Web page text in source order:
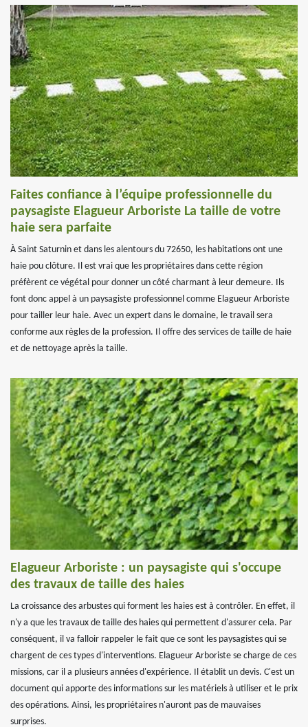
Faites confiance à l’équipe professionnelle du
paysagiste Elagueur Arboriste La taille de votre
haie sera parfaite
À Saint Saturnin et dans les alentours du 72650, les habitations ont une
haie pou clôture. Il est vrai que les propriétaires dans cette région
préfèrent ce végétal pour donner un côté charmant à leur demeure. Ils
font donc appel à un paysagiste professionnel comme Elagueur Arboriste
pour tailler leur haie. Avec un expert dans le domaine, le travail sera
conforme aux règles de la profession. Il offre des services de taille de haie
et de nettoyage après la taille.
Elagueur Arboriste : un paysagiste qui s'occupe
des travaux de taille des haies
La croissance des arbustes qui forment les haies est à contrôler. En effet, il
n'y a que les travaux de taille des haies qui permettent d'assurer cela. Par
conséquent, il va falloir rappeler le fait que ce sont les paysagistes qui se
chargent de ces types d'interventions. Elagueur Arboriste se charge de ces
missions, car il a plusieurs années d'expérience. Il établit un devis. C'est un
document qui apporte des informations sur les matériels à utiliser et le prix
des opérations. Ainsi, les propriétaires n'auront pas de mauvaises
surprises.